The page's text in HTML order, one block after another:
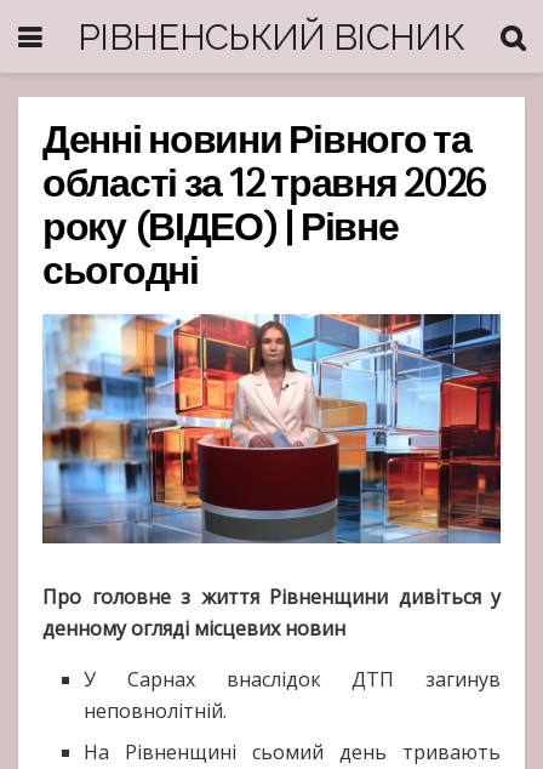
РІВНЕНСЬКИЙ ВІСНИК
Денні новини Рівного та
області за 12 травня 2026
року (ВІДЕО) | Рівне
сьогодні
Про головне з життя Рівненщини дивіться у
денному огляді місцевих новин
У Сарнах внаслідок ДТП загинув
неповнолітній.
На Рівненщині сьомий день тривають